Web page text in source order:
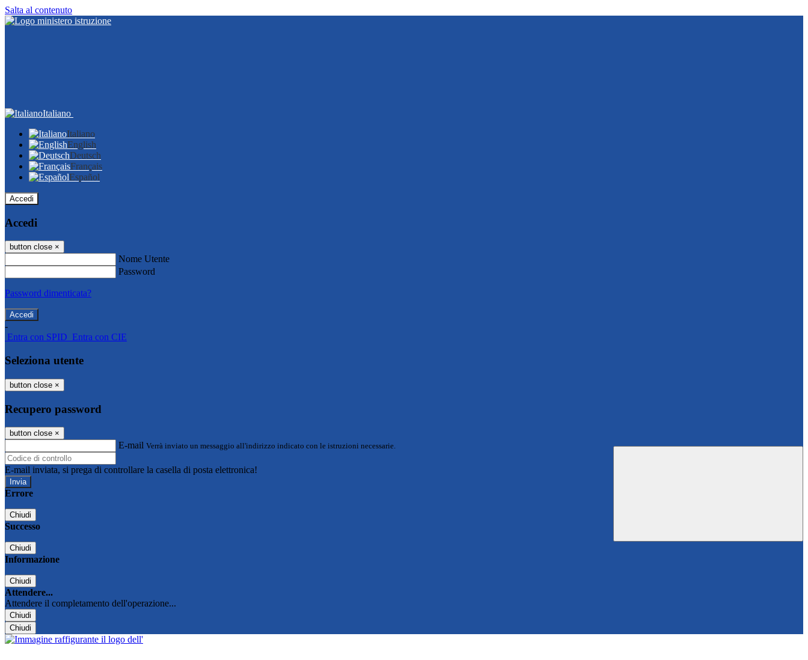
Salta al contenuto
Italiano
Italiano
English
Deutsch
Français
Español
Accedi
Accedi
button close ×
Nome Utente
Password
Password dimenticata?
-
Entra con SPID Entra con CIE
Seleziona utente
button close ×
Recupero password
button close ×
E-mail Verrà inviato un messaggio all'indirizzo indicato con le istruzioni necessarie.
E-mail inviata, si prega di controllare la casella di posta elettronica!
Errore
Chiudi
Successo
Chiudi
Informazione
Chiudi
Attendere...
Attendere il completamento dell'operazione...
Chiudi
Chiudi